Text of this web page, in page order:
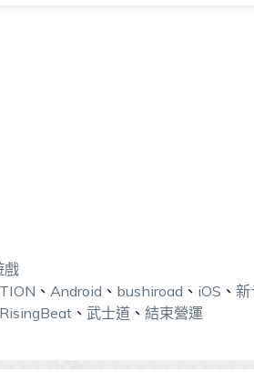
戲
、 Android 、 bushiroad 、 iOS 、 新
、 武士道 、 結束營運